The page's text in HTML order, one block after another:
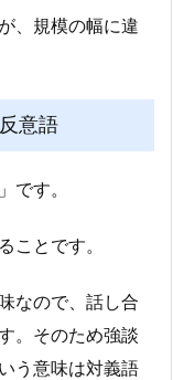
、規模の幅に違
意語
です。
ことです。
なので、話し合
。そのため強談
う意味は対義語